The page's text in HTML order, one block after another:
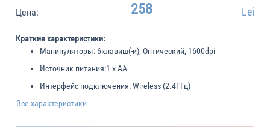
Цена: 258 Lei
Краткие характеристики:
Манипуляторы: 6клавиш(-и), Оптический, 1600dpi
Источник питания:1 x AA
Интерфейс подключения:Wireless (2.4ГГц)
Все характеристики